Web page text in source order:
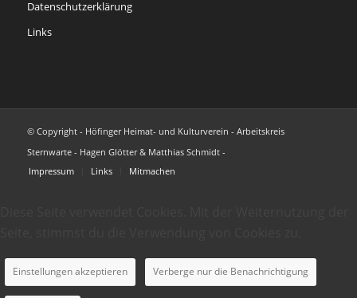
Datenschutzerklärung
Links
© Copyright - Höfinger Heimat- und Kulturverein - Arbeitskreis
Sternwarte - Hagen Glötter & Matthias Schmidt -
Impressum
Links Mitmachen
Einstellungen akzeptieren Verberge nur die Benachrichtigung